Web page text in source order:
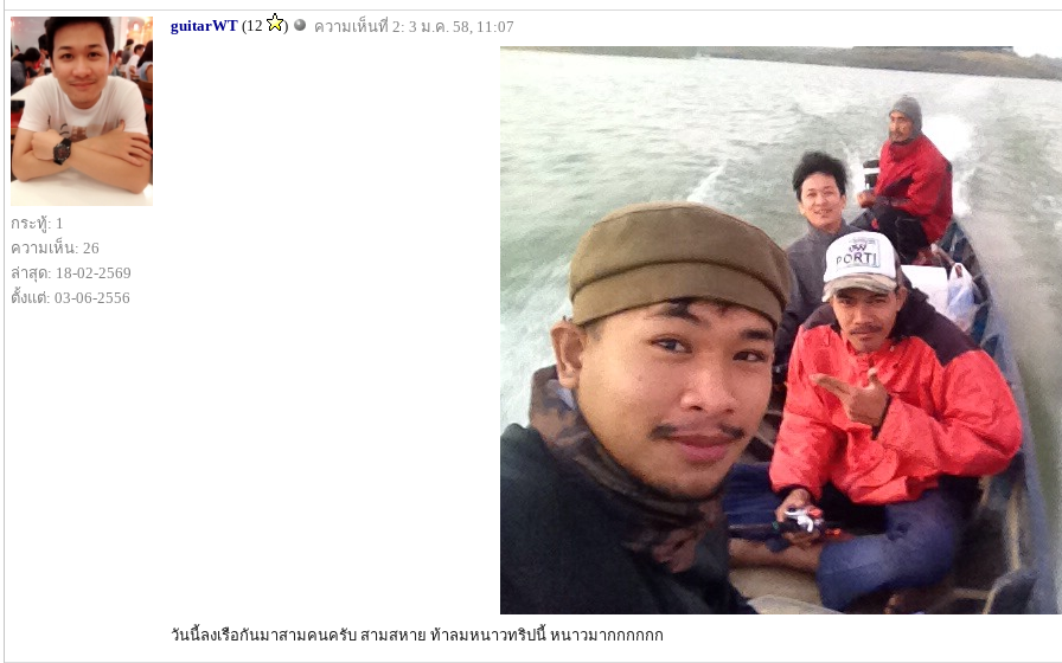
กระทู้: 1
ความเห็น: 26
ล่าสุด: 18-02-2569
ตั้งแต่: 03-06-2556
guitarWT (12 ) ความเห็นที่ 2: 3 ม.ค. 58, 11:07
วันนี้ลงเรือกันมาสามคนครับ สามสหาย ท้าลมหนาวทริปนี้ หนาวมากกกกกก